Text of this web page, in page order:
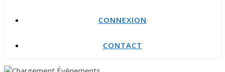
CONNEXION
CONTACT